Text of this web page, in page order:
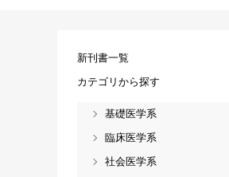
新刊書一覧
カテゴリから探す
基礎医学系
臨床医学系
社会医学系